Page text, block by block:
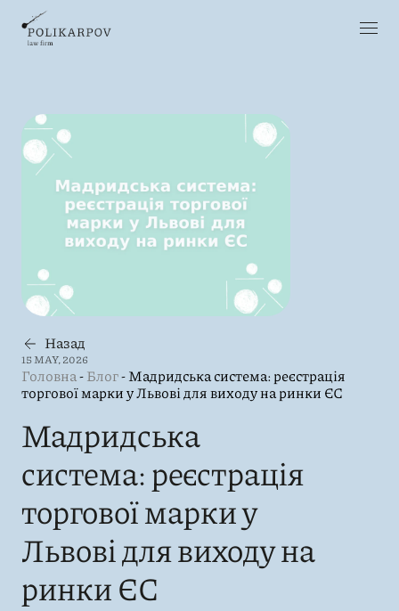
Назад
15 MAY, 2026
Головна-Блог-Мадридська система: реєстрація
торгової марки у Львові для виходу на ринки ЄС
Мадридська
система: реєстрація
торгової марки у
Львові для виходу на
ринки ЄС